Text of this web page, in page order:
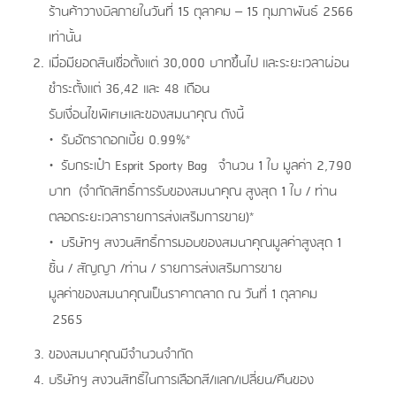
ร้านค้าวางบิลภายในวันที่ 15 ตุลาคม – 15 กุมภาพันธ์ 2566
เท่านั้น
เมื่อมียอดสินเชื่อตั้งแต่ 30,000 บาทขึ้นไป และระยะเวลาผ่อน
ชำระตั้งแต่ 36,42 และ 48 เดือน
รับเงื่อนไขพิเศษและของสมนาคุณ ดังนี้
• รับอัตราดอกเบี้ย 0.99%*
• รับกระเป๋า Esprit Sporty Bag จำนวน 1 ใบ มูลค่า 2,790
บาท (จำกัดสิทธิ์การรับของสมนาคุณ สูงสุด 1 ใบ / ท่าน
ตลอดระยะเวลารายการส่งเสริมการขาย)*
• บริษัทฯ สงวนสิทธิ์การมอบของสมนาคุณมูลค่าสูงสุด 1
ชิ้น / สัญญา /ท่าน / รายการส่งเสริมการขาย
มูลค่าของสมนาคุณเป็นราคาตลาด ณ วันที่ 1 ตุลาคม
2565
ของสมนาคุณมีจำนวนจำกัด
บริษัทฯ สงวนสิทธิ์ในการเลือกสี/แลก/เปลี่ยน/คืนของ